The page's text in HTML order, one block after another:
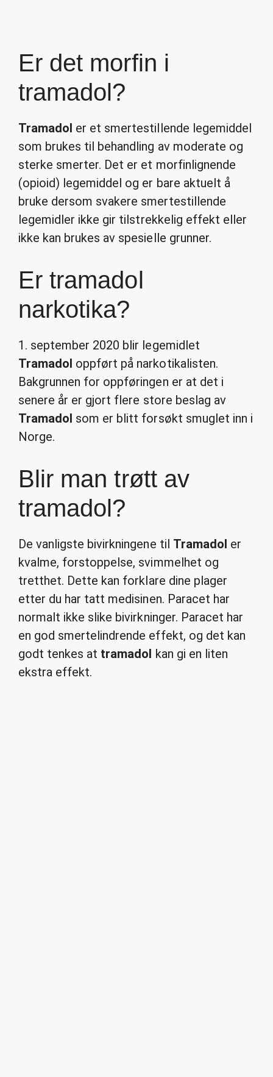
Er det morfin i
tramadol?
Tramadol er et smertestillende legemiddel
som brukes til behandling av moderate og
sterke smerter. Det er et morfinlignende
(opioid) legemiddel og er bare aktuelt å
bruke dersom svakere smertestillende
legemidler ikke gir tilstrekkelig effekt eller
ikke kan brukes av spesielle grunner.
Er tramadol
narkotika?
1. september 2020 blir legemidlet
Tramadol oppført på narkotikalisten.
Bakgrunnen for oppføringen er at det i
senere år er gjort flere store beslag av
Tramadol som er blitt forsøkt smuglet inn i
Norge.
Blir man trøtt av
tramadol?
De vanligste bivirkningene til Tramadol er
kvalme, forstoppelse, svimmelhet og
tretthet. Dette kan forklare dine plager
etter du har tatt medisinen. Paracet har
normalt ikke slike bivirkninger. Paracet har
en god smertelindrende effekt, og det kan
godt tenkes at tramadol kan gi en liten
ekstra effekt.